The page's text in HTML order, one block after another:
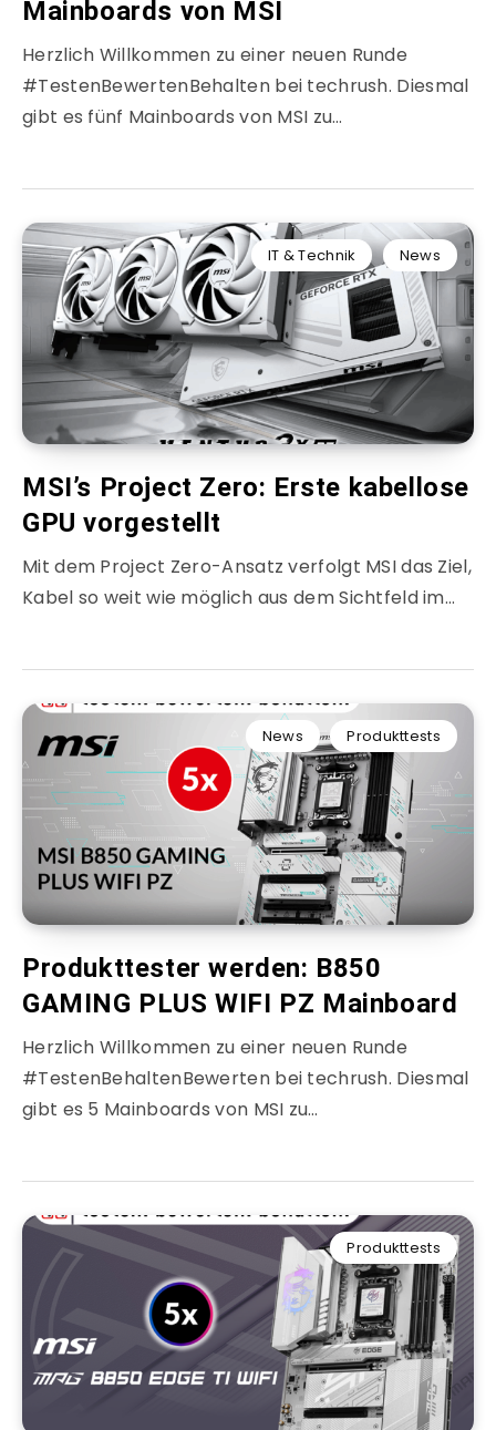
Mainboards von MSI
Herzlich Willkommen zu einer neuen Runde
#TestenBewertenBehalten bei techrush. Diesmal
gibt es fünf Mainboards von MSI zu…
IT & Technik News
MSI’s Project Zero: Erste kabellose
GPU vorgestellt
Mit dem Project Zero-Ansatz verfolgt MSI das Ziel,
Kabel so weit wie möglich aus dem Sichtfeld im…
News Produkttests
Produkttester werden: B850
GAMING PLUS WIFI PZ Mainboard
Herzlich Willkommen zu einer neuen Runde
#TestenBehaltenBewerten bei techrush. Diesmal
gibt es 5 Mainboards von MSI zu…
Produkttests